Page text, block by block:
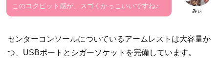
このコクピット感が、スゴくかっこいいですね♪
センターコンソールについているアームレストは大容量か
つ、USBポートとシガーソケットを完備しています。